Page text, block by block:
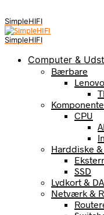
SimpleHIFI
SimpleHIFI
Computer &
Bærbare
Lenovo
CPU
Harddiske
SSD
Lydkort &
Netværk &